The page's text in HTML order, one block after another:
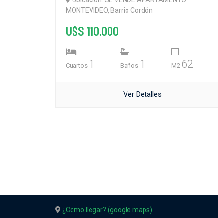
MONTEVIDEO, Barrio Cordón
U$S 110.000
Cuartos 1 Baños 1 M2 62
Ver Detalles
¿Como llegar? (google maps)